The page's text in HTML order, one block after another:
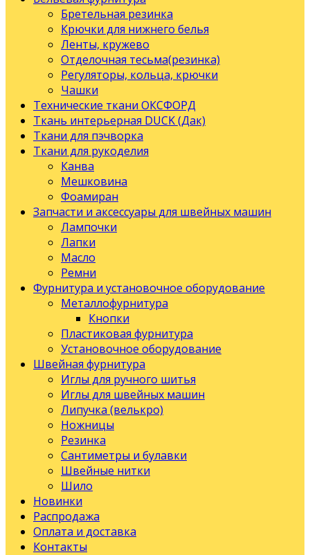
Бретельная резинка
Крючки для нижнего белья
Ленты, кружево
Отделочная тесьма(резинка)
Регуляторы, кольца, крючки
Чашки
Технические ткани ОКСФОРД
Ткань интерьерная DUCK (Дак)
Ткани для пэчворка
Ткани для рукоделия
Канва
Мешковина
Фоамиран
Запчасти и аксессуары для швейных машин
Лампочки
Лапки
Масло
Ремни
Фурнитура и установочное оборудование
Металлофурнитура
Кнопки
Пластиковая фурнитура
Установочное оборудование
Швейная фурнитура
Иглы для ручного шитья
Иглы для швейных машин
Липучка (велькро)
Ножницы
Резинка
Сантиметры и булавки
Швейные нитки
Шило
Новинки
Распродажа
Оплата и доставка
Контакты